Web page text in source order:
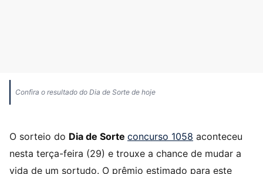
Confira o resultado do Dia de Sorte de hoje
O sorteio do Dia de Sorte concurso 1058 aconteceu
nesta terça-feira (29) e trouxe a chance de mudar a
vida de um sortudo. O prêmio estimado para este